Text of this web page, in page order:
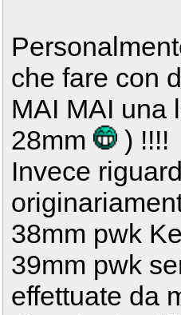
che fare con
MAI MAI una
28mm
) !!!!
Invece
38mm pwk
39mm pwk
effettuate da